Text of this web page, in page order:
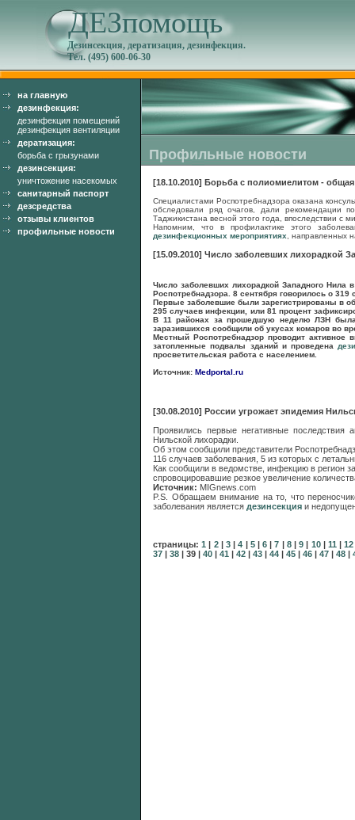
ДЕЗпомощь
Дезинсекция, дератизация, дезинфекция.
Тел. (495) 600-06-30
на главную
дезинфекция:
дезинфекция помещений
дезинфекция вентиляции
дератизация:
борьба с грызунами
дезинсекция:
уничтожение насекомых
санитарный паспорт
дезсредства
отзывы клиентов
профильные новости
Профильные новости
[18.10.2010] Борьба с полиомиелитом - общая
Специалистами Роспотребнадзора оказана
обследовали ряд очагов, дали рекомендации
Таджикистана весной этого года, впоследствии
Напомним, что в профилактике этого
дезинфекционных мероприятиях , направленных
[15.09.2010] Число заболевших лихорадкой
Число заболевших лихорадкой Западного Нила
Роспотребнадзора. 8 сентября говорилось о 319
Первые заболевшие были зарегистрированы в
295 случаев инфекции, или 81 процент
В 11 районах за прошедшую неделю ЛЗН
заразившихся сообщили об укусах комаров во
Местный Роспотребнадзор проводит
затопленные подвалы зданий и проведена
просветительская работа с населением.
Источник: Medportal.ru
[30.08.2010] России угрожает эпидемия
Проявились первые негативные
Нильской лихорадки.
Об этом сообщили представители
116 случаев заболевания, 5 из которых с
Как сообщили в ведомстве, инфекцию в регион
спровоцировавшие резкое увеличение
Источник: MIGnews.com
P.S. Обращаем внимание на то, что
заболевания является дезинсекция и
страницы:1 2 3 4 5 6 7 8 9 10 11
12
37
38 39 40 41 42 43 44 45 46 47 48